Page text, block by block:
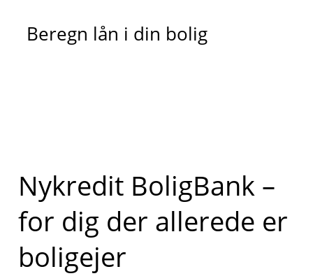
Beregn lån i din bolig
Nykredit BoligBank –
for dig der allerede er
boligejer